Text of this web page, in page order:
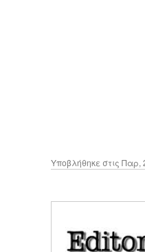
Υποβλήθηκε στις Παρ,